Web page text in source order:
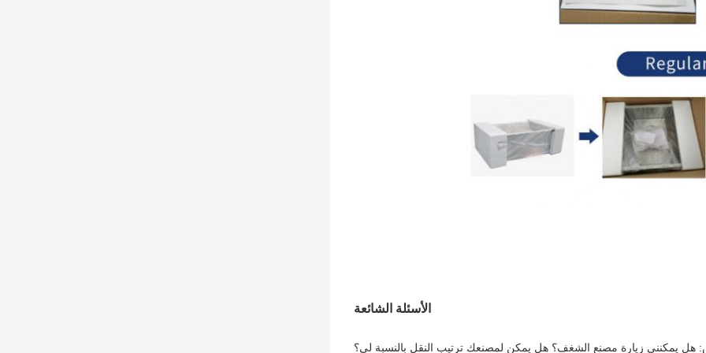
الأسئلة الشائعة
هل يمكنني زيارة مصنع الشغف؟ هل يمكن لمصنعك ترتيب النقل بالنسبة لي؟